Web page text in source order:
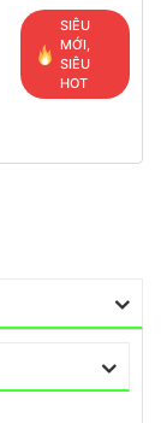
SIÊU
MỚI,
SIÊU
HOT